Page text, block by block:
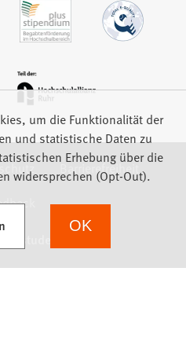
Barrierefreiheit
um die Funktionalität der
und statistische Daten zu
Erhebung über die
widersprechen (Opt-Out).
OK